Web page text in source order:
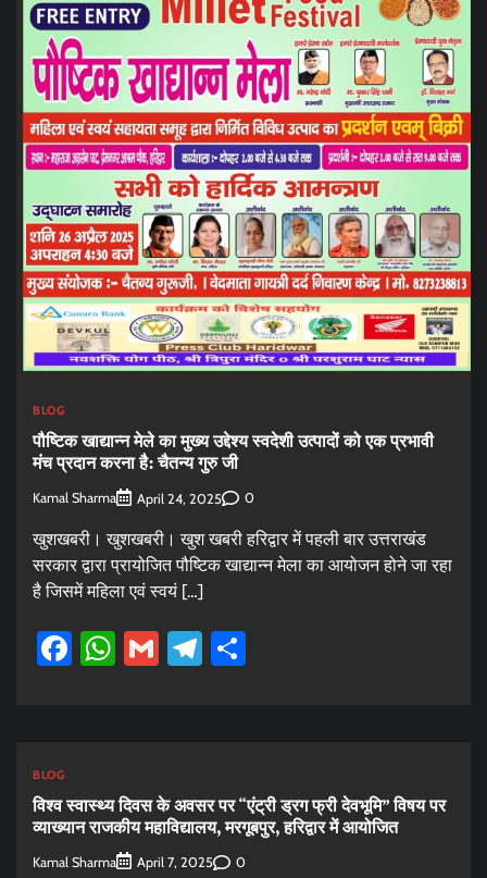
BLOG
पौष्टिक खाद्यान्न मेले का मुख्य उद्देश्य स्वदेशी उत्पादों को एक प्रभावी
मंच प्रदान करना है: चैतन्य गुरु जी
Kamal Sharma April 24, 2025 0
खुशखबरी। खुशखबरी। खुश खबरी हरिद्वार में पहली बार उत्तराखंड
सरकार द्वारा प्रायोजित पौष्टिक खाद्यान्न मेला का आयोजन होने जा रहा
है जिसमें महिला एवं स्वयं […]
Facebook
WhatsApp
GmailTelegram
BLOG
विश्व स्वास्थ्य दिवस के अवसर पर “एंट्री ड्रग फ्री देवभूमि” विषय पर
व्याख्यान राजकीय महाविद्यालय, मरगूबपुर, हरिद्वार में आयोजित
Kamal Sharma April 7, 2025 0